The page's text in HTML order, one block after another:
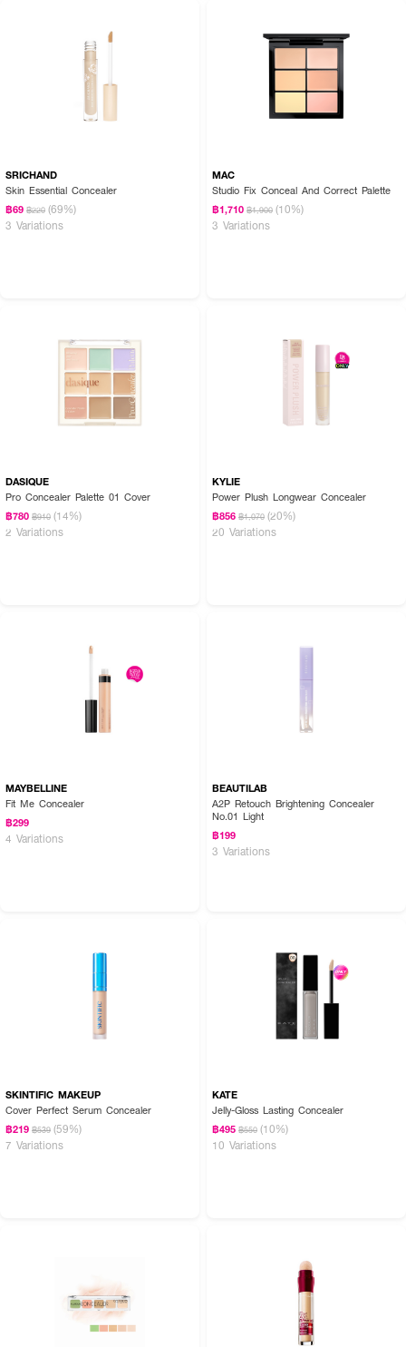
· เริ่มต้นด้วยการเลือกเฉดสีคอนซีลเลอร์ที่ตรงกับสีรองพื้นของคุณ หรือสว่าง
กว่าประมาณ 1 เฉดสี
เพื่อผลลัพธ์ที่ดีที่สุด แนะนำให้ทาคอนซีลเลอร์หลังจากทารองพื้น
· ใช้คอนซีลเลอร์หลังจากทารองพื้น
· เกลี่ยเบาๆ ด้วยนิ้วมือหรือแปรงให้คอนซีลเลอร์กลมกลืนไปกับผิว
· สามารถใช้เทคนิคการแต่งหน้าแบบ Micro Sculpt เพื่อเน้นกรอบหน้า หรือใช้
Macro Blur เพื่อปกปิดจุดด่างดำให้ดูเรียบเนียน
SRICHAND
Skin Essential Concealer
฿69 ฿220 (69%)
3 Variations
MAC
Studio Fix Conceal And Correct Palette
฿1,710 ฿1,900 (10%)
3 Variations
DASIQUE
Pro Concealer Palette 01 Cover
฿780 ฿910 (14%)
2 Variations
KYLIE
Power Plush Longwear Concealer
฿856 ฿1,070 (20%)
20 Variations
MAYBELLINE
Fit Me Concealer
฿299
4 Variations
BEAUTILAB
A2P Retouch Brightening Concealer
No.01 Light
฿199
3 Variations
SKINTIFIC MAKEUP
Cover Perfect Serum Concealer
฿219 ฿539 (59%)
7 Variations
KATE
Jelly-Gloss Lasting Concealer
฿495 ฿550 (10%)
10 Variations